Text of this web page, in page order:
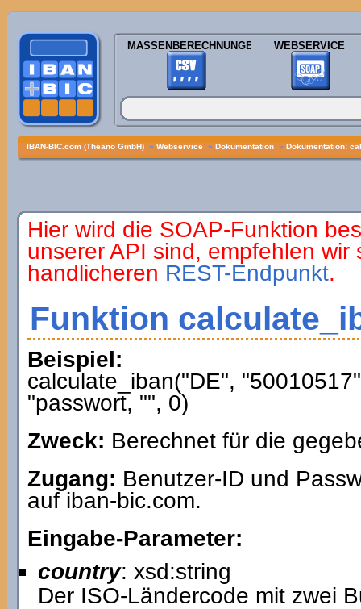
MASSENBERECHNUNGEN WEBSERVICE
IBAN-BIC.com (Theano GmbH) » Webservice » Dokumentation » Dokumentation:
Hier wird die SOAP-Funktion
unserer API sind, empfehlen
handlicheren REST-Endpunkt.
Funktion
Beispiel:
calculate_iban("DE",
"passwort, "", 0)
Zweck: Berechnet für die
Zugang: Benutzer-ID und
auf iban-bic.com.
Eingabe-Parameter:
country: xsd:string
Der ISO-Ländercode mit zwei